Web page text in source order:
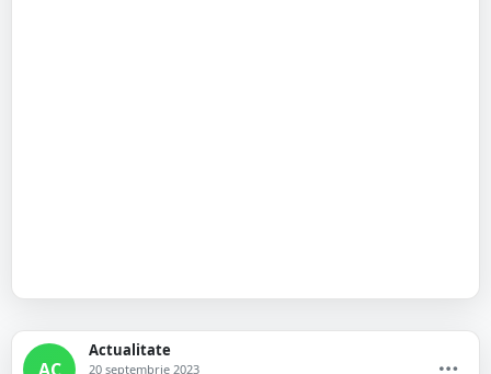
AC
Actualitate
20 septembrie 2023